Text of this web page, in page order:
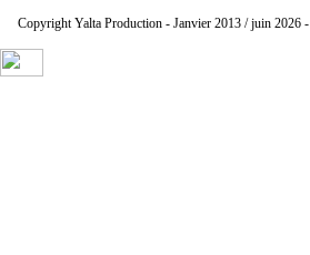
Copyright Yalta Production - Janvier 2013 / juin 2026 -